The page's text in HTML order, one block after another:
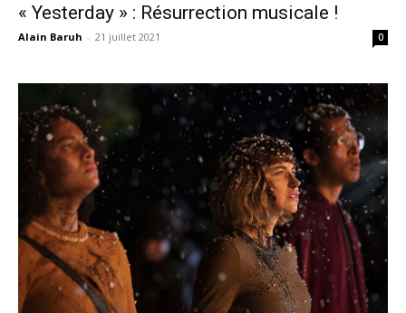
« Yesterday » : Résurrection musicale !
Alain Baruh - 21 juillet 2021 0